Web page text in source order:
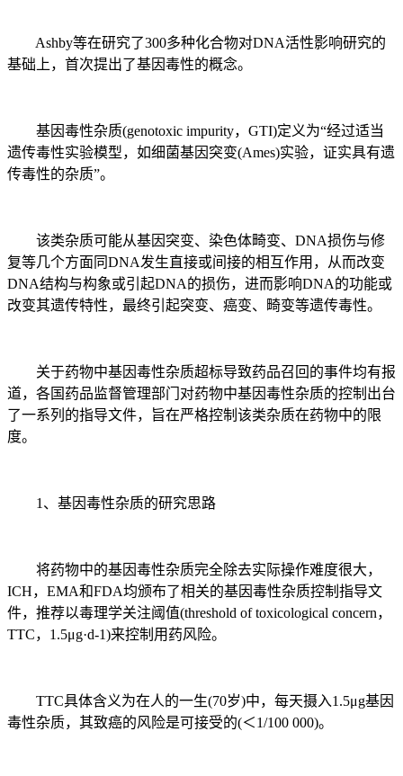
Ashby等在研究了300多种化合物对DNA活性影响研究的
基础上，首次提出了基因毒性的概念。
基因毒性杂质(genotoxic impurity，GTI)定义为“经过适当
遗传毒性实验模型，如细菌基因突变(Ames)实验，证实具有遗
传毒性的杂质”。
该类杂质可能从基因突变、染色体畸变、DNA损伤与修
复等几个方面同DNA发生直接或间接的相互作用，从而改变
DNA结构与构象或引起DNA的损伤，进而影响DNA的功能或
改变其遗传特性，最终引起突变、癌变、畸变等遗传毒性。
关于药物中基因毒性杂质超标导致药品召回的事件均有报
道，各国药品监督管理部门对药物中基因毒性杂质的控制出台
了一系列的指导文件，旨在严格控制该类杂质在药物中的限
度。
1、基因毒性杂质的研究思路
将药物中的基因毒性杂质完全除去实际操作难度很大，
ICH，EMA和FDA均颁布了相关的基因毒性杂质控制指导文
件，推荐以毒理学关注阈值(threshold of toxicological concern，
TTC，1.5μg·d-1)来控制用药风险。
TTC具体含义为在人的一生(70岁)中，每天摄入1.5μg基因
毒性杂质，其致癌的风险是可接受的(＜1/100 000)。